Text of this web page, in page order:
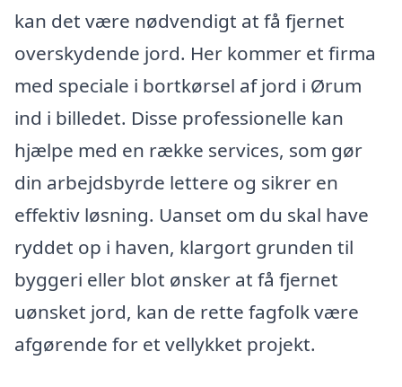
kan det være nødvendigt at få fjernet
overskydende jord. Her kommer et firma
med speciale i bortkørsel af jord i Ørum
ind i billedet. Disse professionelle kan
hjælpe med en række services, som gør
din arbejdsbyrde lettere og sikrer en
effektiv løsning. Uanset om du skal have
ryddet op i haven, klargort grunden til
byggeri eller blot ønsker at få fjernet
uønsket jord, kan de rette fagfolk være
afgørende for et vellykket projekt.